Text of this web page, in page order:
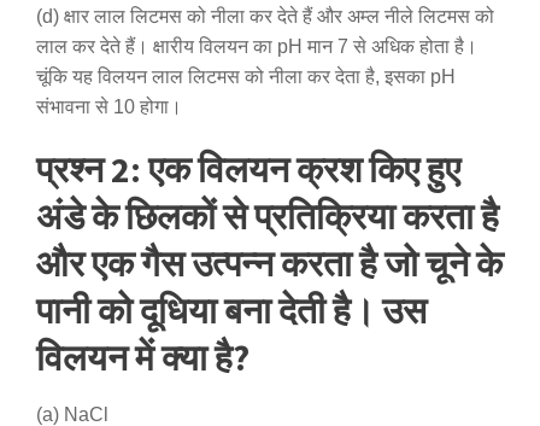
(d) क्षार लाल लिटमस को नीला कर देते हैं और अम्ल नीले लिटमस को
लाल कर देते हैं। क्षारीय विलयन का pH मान 7 से अधिक होता है।
चूंकि यह विलयन लाल लिटमस को नीला कर देता है, इसका pH
संभावना से 10 होगा।
प्रश्न 2: एक विलयन क्रश किए हुए
अंडे के छिलकों से प्रतिक्रिया करता है
और एक गैस उत्पन्न करता है जो चूने के
पानी को दूधिया बना देती है। उस
विलयन में क्या है?
(a) NaCl